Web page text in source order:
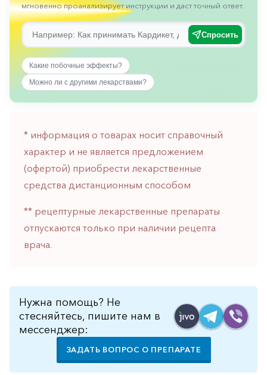
Тромбозы
Урология
Ухо-
горло-
нос
Хирургия
железа
мгновенно проанализирует инструкции и даст точный ответ.
Спросить
Какие побочные эффекты?
Можно ли с другими лекарствами?
* информация о товарах носит справочный
характер и не является предложением
(офертой) приобрести лекарственные
средства дистанционным способом
** рецептурные лекарственные препараты
отпускаются только при наличии рецепта
врача.
Нужна помощь? Не
стесняйтесь, пишите нам в
мессенджер:
ЗАДАТЬ ВОПРОС О ПРЕПАРАТЕ